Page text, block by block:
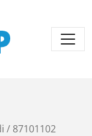
/ 87101102